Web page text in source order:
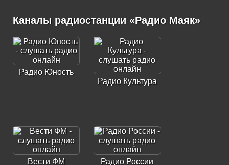
Каналы радиостанции «Радио Маяк»
Радио Юность
Радио Культура
Вести ФМ Радио России